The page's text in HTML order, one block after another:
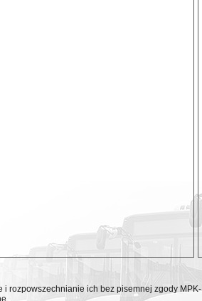
i rozpowszechnianie ich bez pisemnej zgody MPK-